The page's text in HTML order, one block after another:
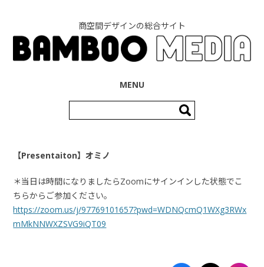
商空間デザインの総合サイト
MENU
索:
【Presentaiton】オミノ
＊当日は時間になりましたらZoomにサインインした状態でこ
ちらからご参加ください。
https://zoom.us/j/97769101657?pwd=WDNQcmQ1WXg3RWx
mMkNNWXZSVG9iQT09